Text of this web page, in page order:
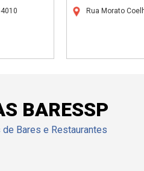
Rua Morato
BARESSP
Bares e Restaurantes